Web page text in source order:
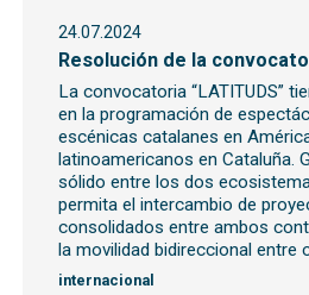
24.07.2024
Resolución de la
La convocatoria “LATITUDS”
en la programación de
escénicas catalanes en
latinoamericanos en Cataluña.
sólido entre los dos
permita el intercambio de
consolidados entre ambos
la movilidad bidireccional entre
internacional